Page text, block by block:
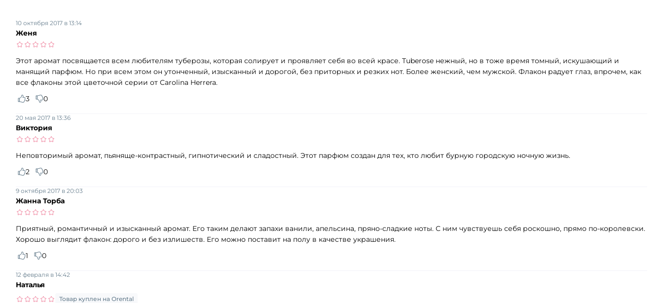
Женя
10 октября 2017 в 13:14
Этот аромат посвящается всем любителям туберозы, которая солирует и проявляет себя во всей красе. Tuberose нежный, но в тоже время томный, искушающий и
манящий парфюм. Но при всем этом он утонченный, изысканный и дорогой, без приторных и резких нот. Более женский, чем мужской. Флакон радует глаз, впрочем, как
все флаконы этой цветочной серии от Carolina Herrera.
3
0
Виктория
20 мая 2017 в 13:36
Неповторимый аромат, пьяняще-контрастный, гипнотический и сладостный. Этот парфюм создан для тех, кто любит бурную городскую ночную жизнь.
2
0
Жанна Торба
9 октября 2017 в 20:03
Приятный, романтичный и изысканный аромат. Его таким делают запахи ванили, апельсина, пряно-сладкие ноты. С ним чувствуешь себя роскошно, прямо по-королевски.
Хорошо выглядит флакон: дорого и без излишеств. Его можно поставит на полу в качестве украшения.
1
0
Наталья
12 февраля в 14:42
Товар куплен на Orental